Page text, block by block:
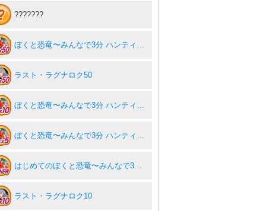
???????
ぼくと恐竜〜みんなで3分 ハンティング放置〜50
ラスト・ラグナロク50
ぼくと恐竜〜みんなで3分 ハンティング放置〜10
ぼくと恐竜〜みんなで3分 ハンティング放置〜5
はじめてのぼくと恐竜〜みんなで3分 ハンティング放置〜
ラスト・ラグナロク10